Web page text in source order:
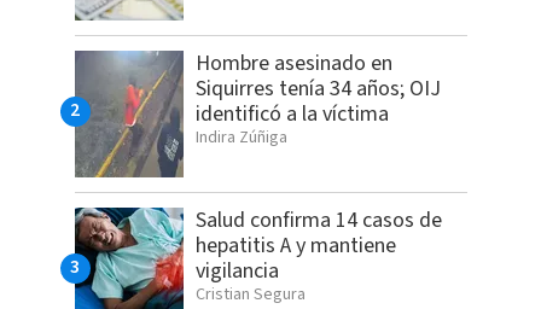
Hombre asesinado en
Siquirres tenía 34 años; OIJ
identificó a la víctima
Indira Zúñiga
Salud confirma 14 casos de
hepatitis A y mantiene
vigilancia
Cristian Segura